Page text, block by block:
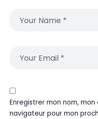
Enregistrer mon nom,
navigateur pour mon